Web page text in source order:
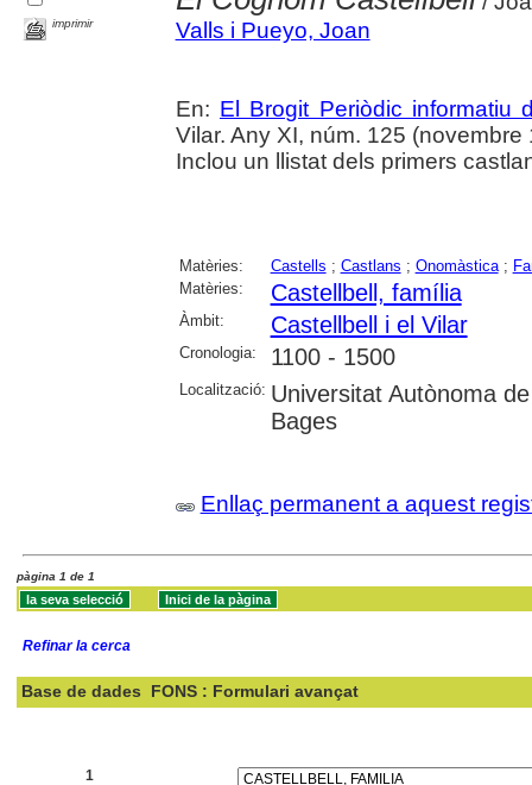
imprimir
Valls i Pueyo, Joan
En: El Brogit Periòdic informatiu
Vilar. Any XI, núm. 125 (novembre
Inclou un llistat dels primers
Matèries: Castells ; Castlans ; Onomàstica;
Matèries:
Castellbell, família
Àmbit: Castellbell i el Vilar
Cronologia: 1100 - 1500
Localització: Universitat Autònoma
Bages
Enllaç permanent a aquest
pàgina 1 de 1
Refinar la cerca
Base de dades FONS : Formulari avançat
1